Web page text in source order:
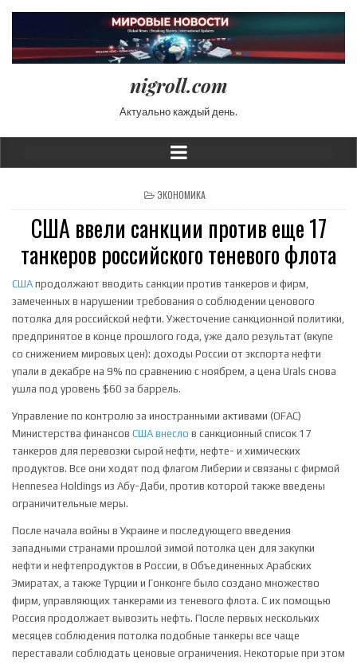
nigroll.com
Актуально каждый день.
POSTED IN
ЭКОНОМИКА
США ввели санкции против еще 17
танкеров российского теневого флота
США продолжают вводить санкции против танкеров и фирм,
замеченных в нарушении требования о соблюдении ценового
потолка для российской нефти. Ужесточение санкционной политики,
предпринятое в конце прошлого года, уже дало результат (вкупе
со снижением мировых цен): доходы России от экспорта нефти
упали в декабре на 9% по сравнению с ноябрем, а цена Urals снова
ушла под уровень $60 за баррель.
Управление по контролю за иностранными активами (OFAC)
Министерства финансов США внесло в санкционный список 17
танкеров для перевозки сырой нефти, нефте- и химических
продуктов. Все они ходят под флагом Либерии и связаны с фирмой
Hennesea Holdings из Абу-Даби, против которой также введены
ограничительные меры.
После начала войны в Украине и последующего введения
западными странами прошлой зимой потолка цен для закупки
нефти и нефтепродуктов в России, в Объединенных Арабских
Эмиратах, а также Турции и Гонконге было создано множество
фирм, управляющих танкерами из теневого флота. С их помощью
Россия продолжает вывозить нефть. После первых нескольких
месяцев соблюдения потолка подобные танкеры все чаще
переставали соблюдать ценовые ограничения. Некоторые при этом